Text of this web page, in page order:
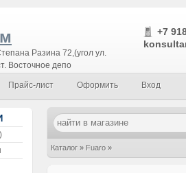
Разина 72,(угол ул.
Восточное депо
+7
Прайс-лист Оформить Вход
Каталог » Fuaro »